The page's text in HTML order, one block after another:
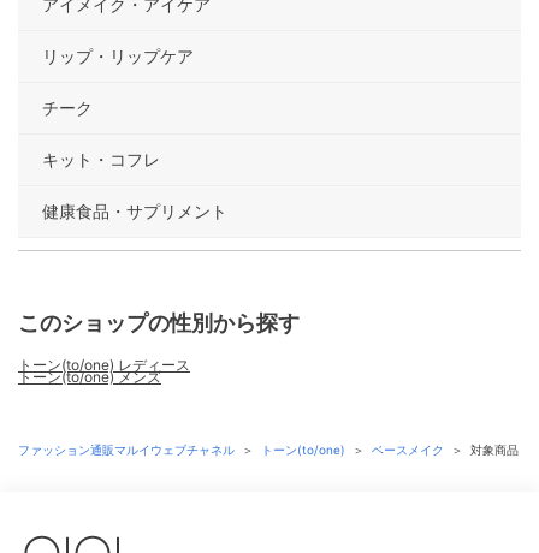
アイメイク・アイケア
リップ・リップケア
チーク
キット・コフレ
健康食品・サプリメント
このショップの性別から探す
トーン(to/one) レディース
トーン(to/one) メンズ
ファッション通販マルイウェブチャネル ＞ トーン(to/one) ＞ ベースメイク ＞ 対象商品